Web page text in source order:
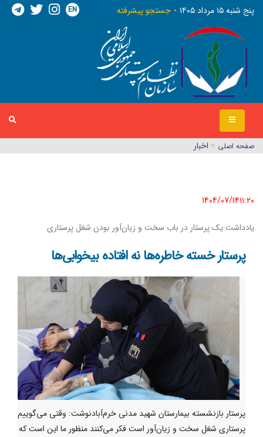
پنج شنبه ١٥ مرداد ١٤٠٥ جستجو پیشرفته EN
صفحه اصلي > اخبار
1404/07/14١١:٢٠
یادداشت یک پرستار در باب سخت و زیان‌آور بودن شغل پرستاری
پرستار خسته خاطره‌ها نه افتاده بیخوابی‌ها
پرستار بازنشسته بیمارستان شهید مدنی خرم‌آبادنوشت: وقتی می‌گوییم
پرستاری شغل سخت و زیان‌آور است فکر می‌کنند منظور ما این است که